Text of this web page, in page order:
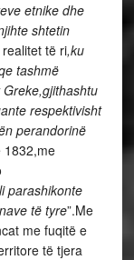
etnike dhe
shtetin
të ri,ku
tashmë
respektivisht
perandorinë
1832,me
parashikonte
të tyre”.Me
me fuqitë e
të tjera